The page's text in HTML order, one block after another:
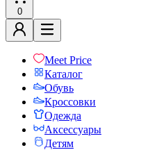
0
Meet Price
Каталог
Обувь
Кроссовки
Одежда
Аксессуары
Детям